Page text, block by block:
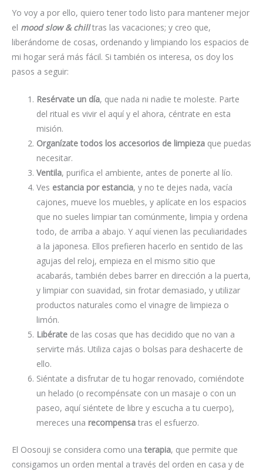
Yo voy a por ello, quiero tener todo listo para mantener mejor
el mood slow & chilltras las vacaciones; y creo que,
liberándome de cosas, ordenando y limpiando los espacios de
mi hogar será más fácil. Si también os interesa, os doy los
pasos a seguir:
Resérvate un día, que nada ni nadie te moleste. Parte
del ritual es vivir el aquí y el ahora, céntrate en esta
misión.
Organízate todos los accesorios de limpieza que puedas
necesitar.
Ventila, purifica el ambiente, antes de ponerte al lío.
Ves estancia por estancia, y no te dejes nada, vacía
cajones, mueve los muebles, y aplícate en los espacios
que no sueles limpiar tan comúnmente, limpia y ordena
todo, de arriba a abajo. Y aquí vienen las peculiaridades
a la japonesa. Ellos prefieren hacerlo en sentido de las
agujas del reloj, empieza en el mismo sitio que
acabarás, también debes barrer en dirección a la puerta,
y limpiar con suavidad, sin frotar demasiado, y utilizar
productos naturales como el vinagre de limpieza o
limón.
Libérate de las cosas que has decidido que no van a
servirte más. Utiliza cajas o bolsas para deshacerte de
ello.
Siéntate a disfrutar de tu hogar renovado, comiéndote
un helado (o recompénsate con un masaje o con un
paseo, aquí siéntete de libre y escucha a tu cuerpo),
mereces una recompensa tras el esfuerzo.
El Oosouji se considera como unaterapia, que permite que
consigamos un orden mental a través del orden en casa y de